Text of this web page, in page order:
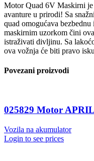
Motor Quad 6V Maskirni je
avanture u prirodi! Sa
quad omogućava
maskirnim uzorkom čini
istraživati divljinu. Sa
ova vožnja će biti pravo
Povezani proizvodi
025829 Motor
Vozila na akumulator
Login to see prices